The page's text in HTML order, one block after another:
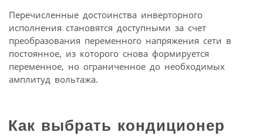
Перечисленные достоинства инверторного
исполнения становятся доступными за счет
преобразования переменного напряжения сети в
постоянное, из которого снова формируется
переменное, но ограниченное до необходимых
амплитуд вольтажа.
Как выбрать кондиционер